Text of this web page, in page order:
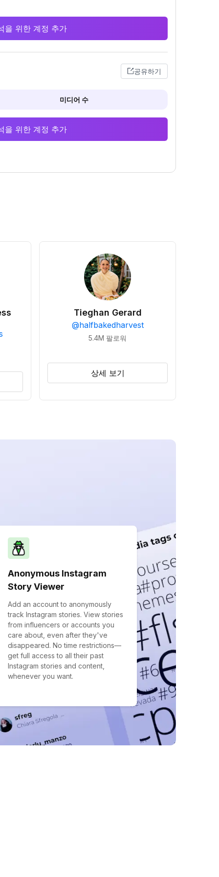
을 위한 계정 추가
공유하기
미디어 수
을 위한 계정 추가
Tieghan Gerard
@halfbakedharvest
5.4M 팔로워
상세 보기
Anonymous Instagram
Story Viewer
Add an account to anonymously
track Instagram stories. View stories
from influencers or accounts you
care about, even after they've
disappeared. No time restrictions—
get full access to all their past
Instagram stories and content,
whenever you want.